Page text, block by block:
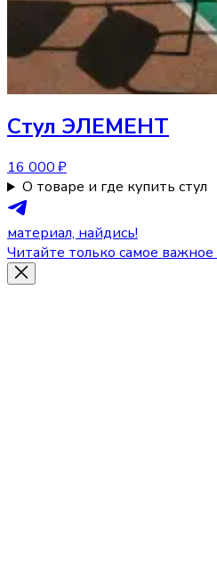
Стул ЭЛЕМЕНТ
16 000 ₽
О товаре и где купить стул
материал, найдись!
Читайте только самое важное